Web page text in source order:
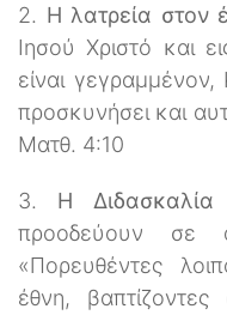
2. Η λατρεία στον
Ιησού Χριστό και
είναι
προσκυνήσει και
Ματθ. 4:10
3. Η Διδασκαλία
προοδεύουν σε
«Πορευθέντες
έθνη,